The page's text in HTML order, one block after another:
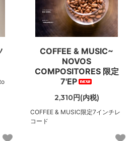
COFFEE & MUSIC~
NOVOS
COMPOSITORES 限定
7'EP
2,310円(内税)
COFFEE & MUSIC限定7インチレ
コード